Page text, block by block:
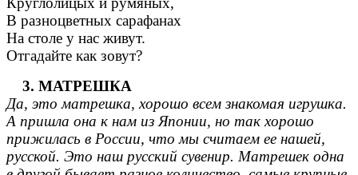
В разноцветных сарафанах
На столе у нас живут.
Отгадайте как зовут?
3. МАТРЕШКА
Да, это матрешка, хорошо всем знакомая игрушка.
А пришла она к нам из Японии, но так хорошо
прижилась в России, что мы считаем ее нашей,
русской. Это наш русский сувенир. Матрешек одна